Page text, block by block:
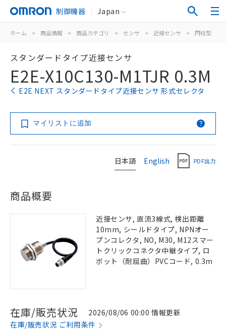
制御機器 Japan
ホーム > 商品情報 > 商品カテゴリ > センサ > 近接センサ > 円柱型
スタンダードタイプ近接センサ
E2E-X10C130-M1TJR 0.3M
E2E NEXT スタンダードタイプ近接センサ 形式セレクタ
マイリストに追加
日本語 English PDF出力
商品概要
近接センサ, 直流3線式, 検出距離
10mm, シールドタイプ, NPNオー
プンコレクタ, NO, M30, M12スマー
トクリックコネクタ中継タイプ, ロ
ボット（耐屈曲）PVCコード, 0.3m
在庫/販売状況
2026/08/06 00:00 情報更新
在庫/販売状況 ご利用条件